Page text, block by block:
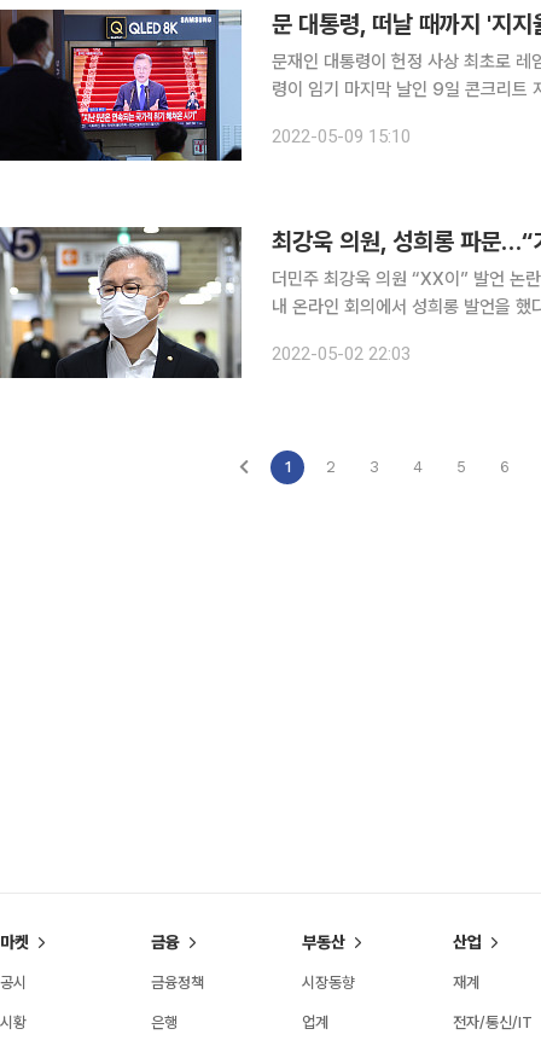
문 대통령, 떠날 때까지 '지
문재인 대통령이 헌정 사상 최초로
령이 임기 마지막 날인 9일 콘크리트
6일까지 전국 18세 이상 유권자
2022-05-09 15:10
최강욱 의원, 성희롱 파문…“
더민주 최강욱 의원 “XX이” 발언 논란…성희롱 부인에
내 온라인 회의에서 성희롱 발언을
된 발언은 지난달 28일 민주당 법제
2022-05-02 22:03
1 2 3 4 5 6
마켓
공시
시황
금융
금융정책
은행
부동산
시장동향
업계
산업
재계
전자/통신/IT